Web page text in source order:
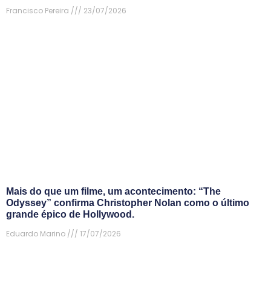
Francisco Pereira
23/07/2026
Mais do que um filme, um acontecimento: “The
Odyssey” confirma Christopher Nolan como o último
grande épico de Hollywood.
Eduardo Marino
17/07/2026